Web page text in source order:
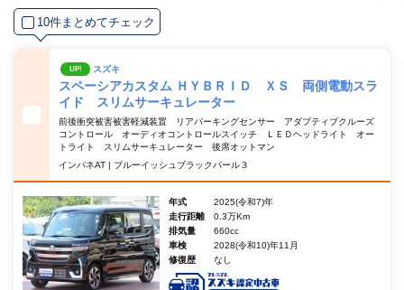
10件まとめてチェック
UP! スズキ
スペーシアカスタム ＨＹＢＲＩＤ ＸＳ 両側電動スラ
イド スリムサーキュレーター
前後衝突被害被害軽減装置 リアパーキングセンサー アダプティブクルーズ
コントロール オーディオコントロールスイッチ ＬＥＤヘッドライト オー
トライト スリムサーキュレーター 後席オットマン
インパネAT | ブルーイッシュブラックパール３
年式
2025(令和7)年
走行距離
0.3万Km
排気量
660cc
車検
2028(令和10)年11月
修復歴
なし